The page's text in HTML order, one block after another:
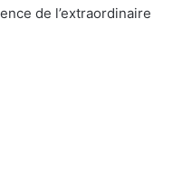
de l’extraordinaire